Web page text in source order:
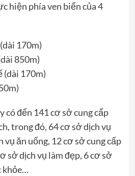
hiện phía ven biển của 4
170m)
850m)
(dài 170m)
có đến 141 cơ sở cung cấp
trong đó, 64 cơ sở dịch vụ
ăn uống, 12 cơ sở cung cấp
sở dịch vụ làm đẹp, 6 cơ sở
khỏe…